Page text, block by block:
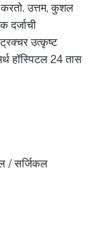
करतो. उत्तम, कुशल
दर्जाची
उत्कृष्ट
हॉस्पिटल 24 तास
/ सर्जिकल